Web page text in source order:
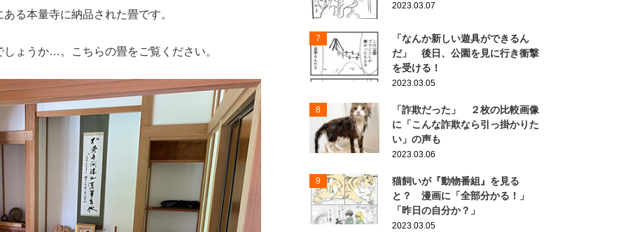
る本量寺に納品された畳です。
ょうか…。こちらの畳をご覧ください。
2023.03.07
7
「なんか新しい遊具ができるん
だ」 後日、公園を見に行き衝撃
を受ける！
2023.03.05
8
「詐欺だった」 ２枚の比較画像
に「こんな詐欺なら引っ掛かりた
い」の声も
2023.03.06
9
猫飼いが『動物番組』を見る
と？ 漫画に「全部分かる！」
「昨日の自分か？」
2023.03.05